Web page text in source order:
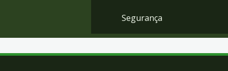
Segurança